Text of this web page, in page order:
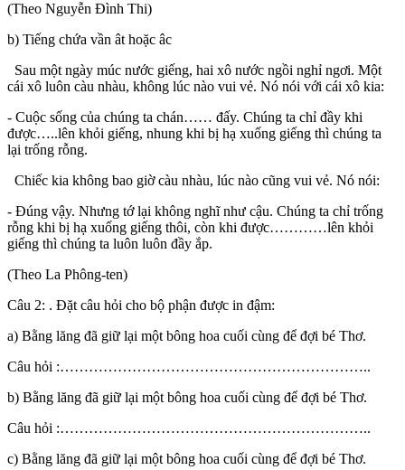
(Theo Nguyễn Đình Thi)
b) Tiếng chứa vần ât hoặc âc
Sau một ngày múc nước giếng, hai xô nước ngồi nghỉ ngơi. Một
cái xô luôn càu nhàu, không lúc nào vui vẻ. Nó nói với cái xô kia:
- Cuộc sống của chúng ta chán…… đấy. Chúng ta chỉ đầy khi
được…..lên khỏi giếng, nhung khi bị hạ xuống giếng thì chúng ta
lại trống rỗng.
Chiếc kia không bao giờ càu nhàu, lúc nào cũng vui vẻ. Nó nói:
- Đúng vậy. Nhưng tớ lại không nghĩ như cậu. Chúng ta chỉ trống
rỗng khi bị hạ xuống giếng thôi, còn khi được…………lên khỏi
giếng thì chúng ta luôn luôn đầy ắp.
(Theo La Phông-ten)
Câu 2: . Đặt câu hỏi cho bộ phận được in đậm:
a) Bằng lăng đã giữ lại một bông hoa cuối cùng để đợi bé Thơ.
Câu hỏi :………………………………………………………..
b) Bằng lăng đã giữ lại một bông hoa cuối cùng để đợi bé Thơ.
Câu hỏi :………………………………………………………..
c) Bằng lăng đã giữ lại một bông hoa cuối cùng để đợi bé Thơ.